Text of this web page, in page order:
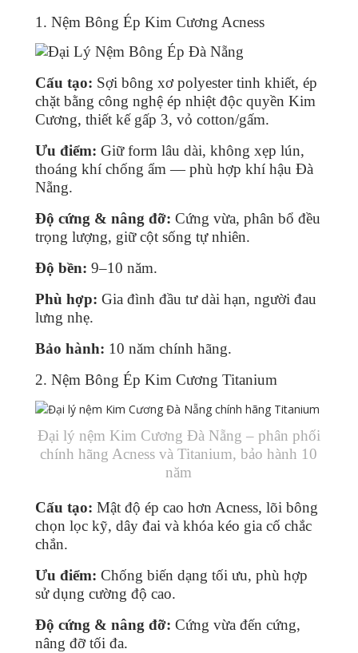
1. Nệm Bông Ép Kim Cương Acness
Cấu tạo: Sợi bông xơ polyester tinh khiết, ép
chặt bằng công nghệ ép nhiệt độc quyền Kim
Cương, thiết kế gấp 3, vỏ cotton/gấm.
Ưu điểm: Giữ form lâu dài, không xẹp lún,
thoáng khí chống ẩm — phù hợp khí hậu Đà
Nẵng.
Độ cứng & nâng đỡ: Cứng vừa, phân bổ đều
trọng lượng, giữ cột sống tự nhiên.
Độ bền: 9–10 năm.
Phù hợp: Gia đình đầu tư dài hạn, người đau
lưng nhẹ.
Bảo hành: 10 năm chính hãng.
2. Nệm Bông Ép Kim Cương Titanium
Đại lý nệm Kim Cương Đà Nẵng – phân phối
chính hãng Acness và Titanium, bảo hành 10
năm
Cấu tạo: Mật độ ép cao hơn Acness, lõi bông
chọn lọc kỹ, dây đai và khóa kéo gia cố chắc
chắn.
Ưu điểm: Chống biến dạng tối ưu, phù hợp
sử dụng cường độ cao.
Độ cứng & nâng đỡ: Cứng vừa đến cứng,
nâng đỡ tối đa.